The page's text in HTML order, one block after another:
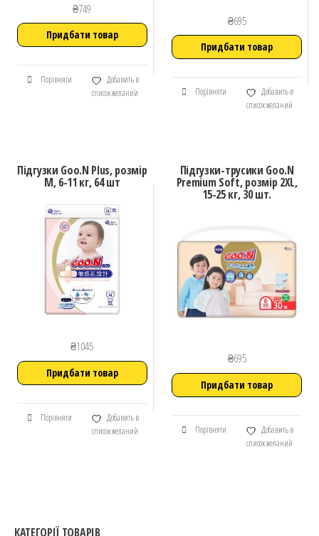
₴749
Придбати товар
Порівняти
Добавить в
список желаний
₴695
Придбати товар
Порівняти
Добавить в
список желаний
Підгузки Goo.N Plus, розмір
M, 6-11 кг, 64 шт
₴1045
Придбати товар
Порівняти
Добавить в
список желаний
Підгузки-трусики Goo.N
Premium Soft, розмір 2XL,
15-25 кг, 30 шт.
₴695
Придбати товар
Порівняти
Добавить в
список желаний
КАТЕГОРІЇ ТОВАРІВ